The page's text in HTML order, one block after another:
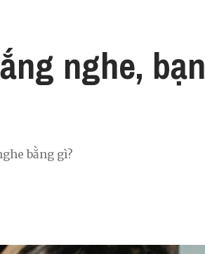
nghe, bạn
bằng gì?